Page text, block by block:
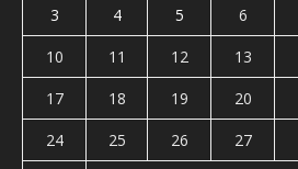
3
4 5 6
10
11 12 13
17
18 19 20
24
25 26 27